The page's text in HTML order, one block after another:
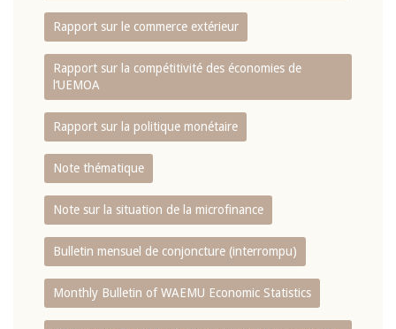
Rapport sur le commerce extérieur
Rapport sur la compétitivité des économies de
l‘UEMOA
Rapport sur la politique monétaire
Note thématique
Note sur la situation de la microfinance
Bulletin mensuel de conjoncture (interrompu)
Monthly Bulletin of WAEMU Economic Statistics